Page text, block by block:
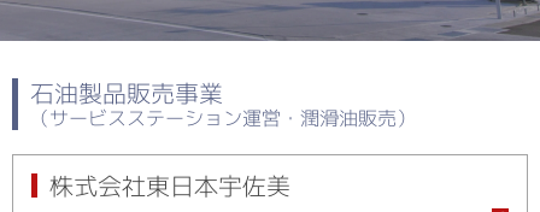
石油製品販売事業
（サービスステーション運営・潤滑油販売）
株式会社東日本宇佐美